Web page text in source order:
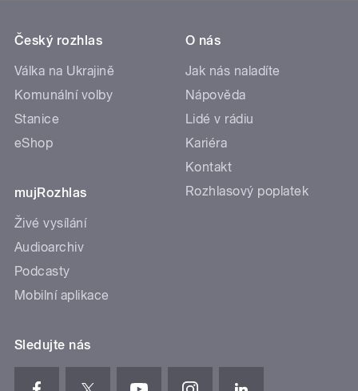
Český rozhlas
Válka na Ukrajině
Komunální volby
Stanice
eShop
mujRozhlas
Živé vysílání
Audioarchiv
Podcasty
Mobilní aplikace
O nás
Jak nás naladíte
Nápověda
Lidé v rádiu
Kariéra
Kontakt
Rozhlasový poplatek
Sledujte nás